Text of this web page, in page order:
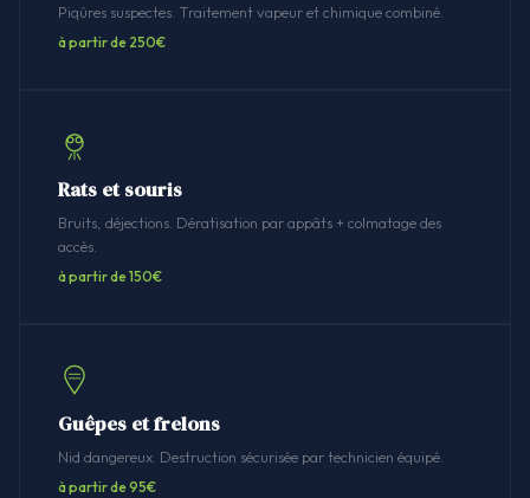
Piqûres suspectes. Traitement vapeur et chimique combiné.
à partir de 250€
Rats et souris
Bruits, déjections. Dératisation par appâts + colmatage des
accès.
à partir de 150€
Guêpes et frelons
Nid dangereux. Destruction sécurisée par technicien équipé.
à partir de 95€